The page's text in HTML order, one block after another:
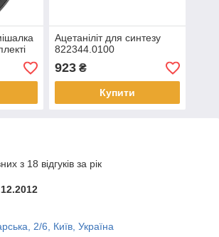
Ацетаніліт для синтезу
822344.0100
923₴
Купити
з 18 відгуків за рік
2/6, Київ, Україна